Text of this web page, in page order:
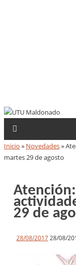
Inicio » Novedades»
martes 29 de agosto
29 de
28/08/201728/08/